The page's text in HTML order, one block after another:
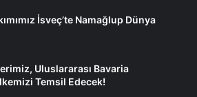
İsveç’te Namağlup Dünya
Uluslararası Bavaria
Temsil Edecek!